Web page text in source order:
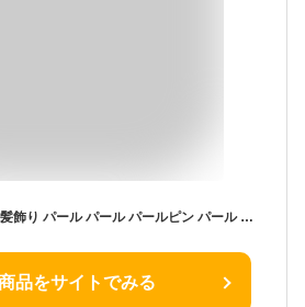
ヘアピン パール 髪飾り 髪飾り パール パール パールピン パール パーティ ヘッドドレス ヘアピン コーム お花 手作り 髪飾り ヘアアクセサリー 結婚式 卒業式 入学式 髪飾り ヘッドドレス 和装 アレンジ 3点セット (ゴールド1)
品をサイトでみる